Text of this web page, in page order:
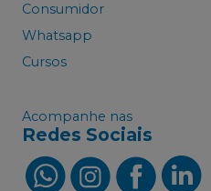
Consumidor
Whatsapp
Cursos
Acompanhe nas
Redes Sociais